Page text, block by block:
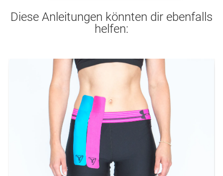
Diese Anleitungen könnten dir ebenfalls
helfen: